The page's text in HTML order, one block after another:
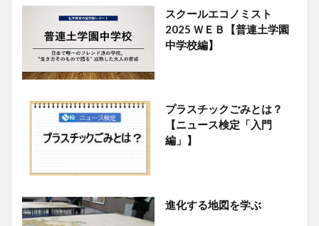
スクールエコノミスト
2025 ＷＥＢ【普連土学園
中学校編】
プラスチックごみとは？
【ニュース検定「入門
編」】
進化する地図を学ぶ